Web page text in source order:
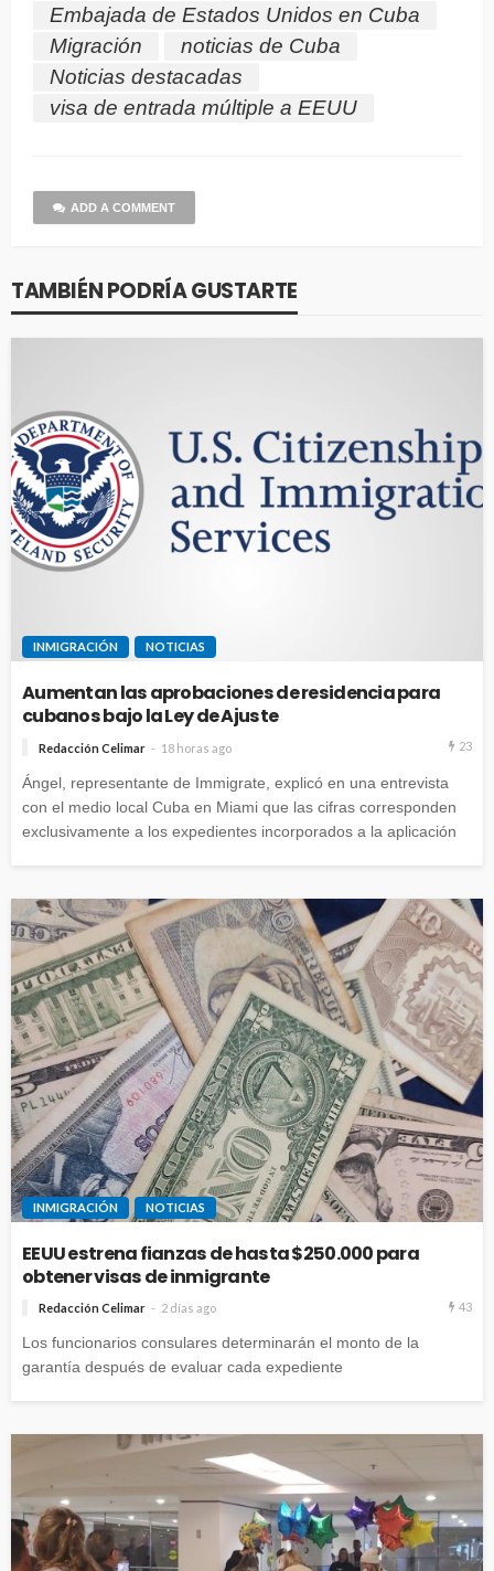
Embajada de Estados Unidos en Cuba
Migración
noticias de Cuba
Noticias destacadas
visa de entrada múltiple a EEUU
ADD A COMMENT
TAMBIÉN PODRÍA GUSTARTE
INMIGRACIÓN NOTICIAS
Aumentan las aprobaciones de residencia para
cubanos bajo la Ley de Ajuste
Redacción Celimar 18 horas ago 23
Ángel, representante de Immigrate, explicó en una entrevista
con el medio local Cuba en Miami que las cifras corresponden
exclusivamente a los expedientes incorporados a la aplicación
INMIGRACIÓN NOTICIAS
EEUU estrena fianzas de hasta $250.000 para
obtener visas de inmigrante
Redacción Celimar 2 días ago 43
Los funcionarios consulares determinarán el monto de la
garantía después de evaluar cada expediente